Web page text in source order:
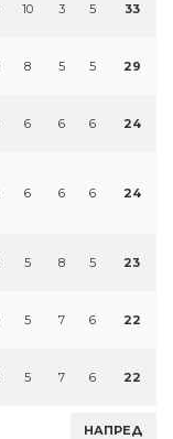
10 3 5 33
8 5 5 29
6 6 6 24
6 6 6 24
5 8 5 23
5 7 6 22
5 7 6 22
НАПРЕД